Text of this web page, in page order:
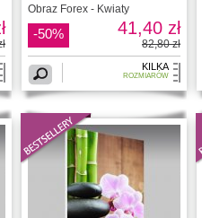
Obraz Forex - Kwiaty
-50% 41,40 zł
82,80 zł
KILKA
ROZMIARÓW